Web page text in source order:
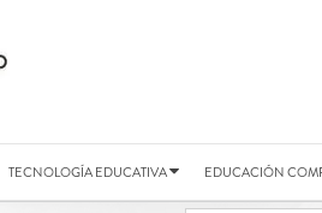
TECNOLOGÍA EDUCATIVA EDUCACIÓN